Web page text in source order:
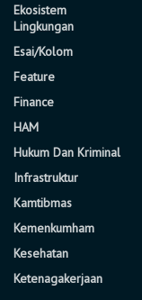
Ekosistem
Lingkungan
Esai/Kolom
Feature
Finance
HAM
Hukum Dan Kriminal
Infrastruktur
Kamtibmas
Kemenkumham
Kesehatan
Ketenagakerjaan